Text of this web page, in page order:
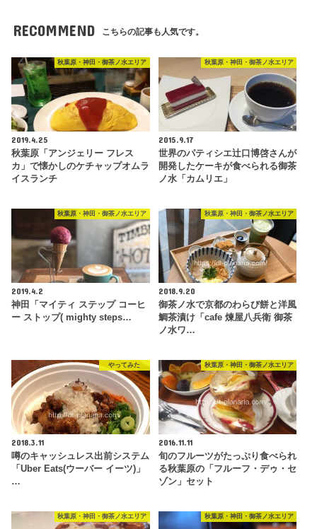
RECOMMEND こちらの記事も人気です。
秋葉原・神田・御茶ノ水エリア
2019.4.25
秋葉原「アンジェリー フレス
カ」で懐かしのケチャップオムラ
イスランチ
秋葉原・神田・御茶ノ水エリア
2015.9.17
世界のパティシエ辻口博啓さんが
開発したケーキが食べられる御茶
ノ水「カムリエ」
秋葉原・神田・御茶ノ水エリア
2019.4.2
神田「マイティ ステップ コーヒ
ー ストップ( mighty steps…
秋葉原・神田・御茶ノ水エリア
2018.9.20
御茶ノ水で京都のわらび餅と洋風
鯛茶漬け「cafe 煉屋八兵衛 御茶
ノ水ワ…
やってみた
2018.3.11
噂のキャッシュレス出前システム
「Uber Eats(ウーバー イーツ)」
…
秋葉原・神田・御茶ノ水エリア
2016.11.11
旬のフルーツがたっぷり食べられ
る秋葉原の「フルーフ・デゥ・セ
ゾン」セット
秋葉原・神田・御茶ノ水エリア 秋葉原・神田・御茶ノ水エリア